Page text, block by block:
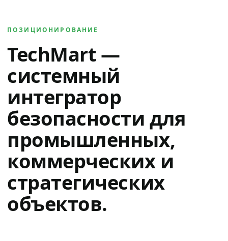
ПОЗИЦИОНИРОВАНИЕ
TechMart —
системный
интегратор
безопасности для
промышленных,
коммерческих и
стратегических
объектов.